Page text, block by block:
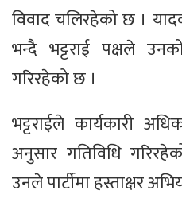
विवाद चलिरहेको छ ।
भन्दै भट्टराई पक्षले
गरिरहेको छ ।
भट्टराईले कार्यकारी
अनुसार गतिविधि
उनले पार्टीमा हस्ताक्षर